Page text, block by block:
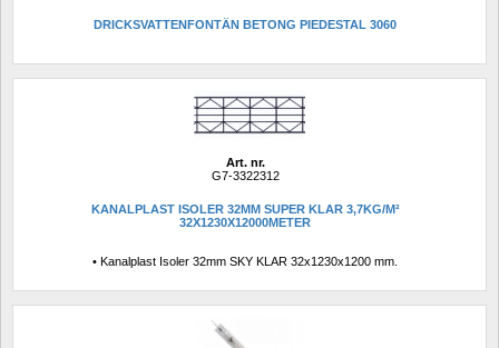
DRICKSVATTENFONTÄN BETONG PIEDESTAL 3060
Art. nr.
G7-3322312
KANALPLAST ISOLER 32MM SUPER KLAR 3,7KG/M²
32X1230X12000METER
• Kanalplast Isoler 32mm SKY KLAR 32x1230x1200 mm.